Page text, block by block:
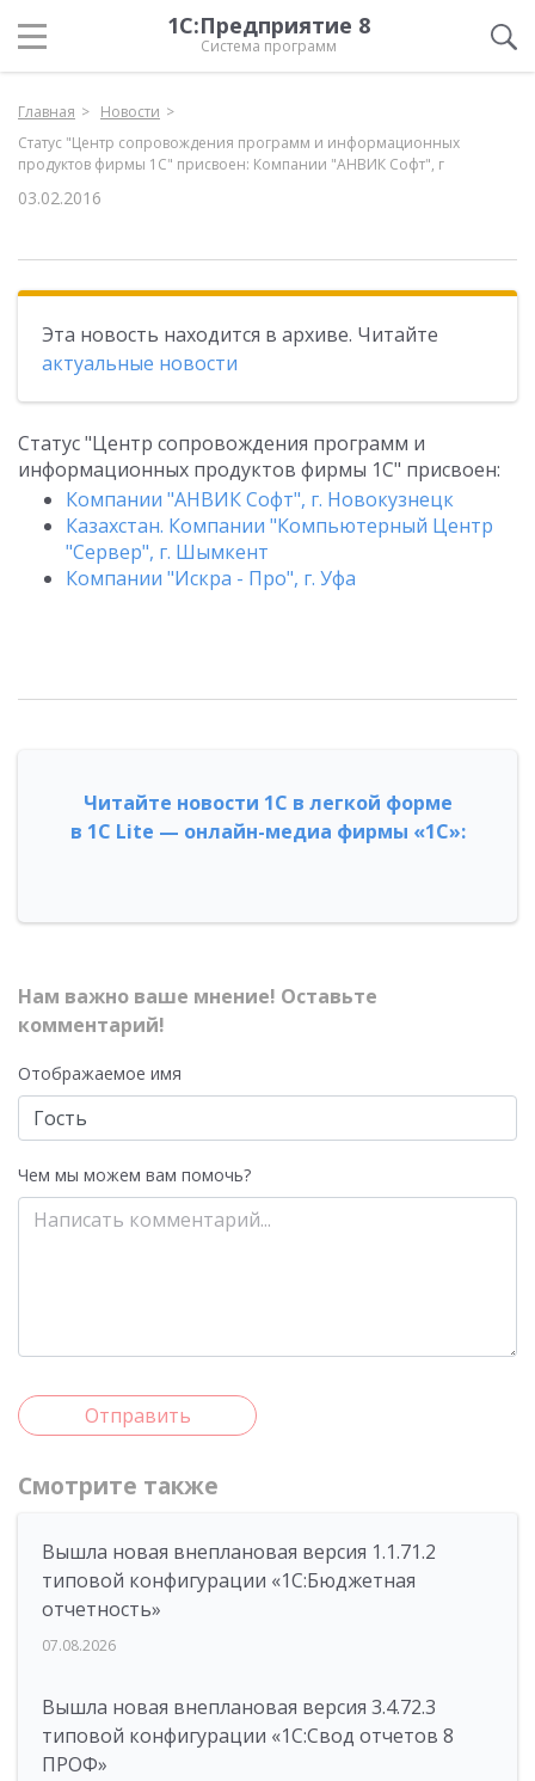
1С:Предприятие 8
Система программ
Главная
Новости
Статус "Центр сопровождения программ и информационных
продуктов фирмы 1С" присвоен: Компании "АНВИК Софт", г
03.02.2016
Эта новость находится в архиве. Читайте
актуальные новости
Статус "Центр сопровождения программ и
информационных продуктов фирмы 1С" присвоен:
Компании "АНВИК Софт", г. Новокузнецк
Казахстан. Компании "Компьютерный Центр
"Сервер", г. Шымкент
Компании "Искра - Про", г. Уфа
Читайте новости 1С в легкой форме
в 1С Lite — онлайн-медиа фирмы «1С»:
Нам важно ваше мнение! Оставьте
комментарий!
Отображаемое имя
Чем мы можем вам помочь?
Отправить
Смотрите также
Вышла новая внеплановая версия 1.1.71.2
типовой конфигурации «1C:Бюджетная
отчетность»
07.08.2026
Вышла новая внеплановая версия 3.4.72.3
типовой конфигурации «1C:Свод отчетов 8
ПРОФ»